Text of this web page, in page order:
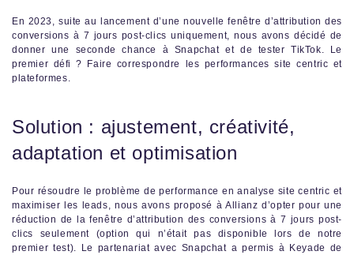
En 2023, suite au lancement d’une nouvelle fenêtre d’attribution des
conversions à 7 jours post-clics uniquement, nous avons décidé de
donner une seconde chance à Snapchat et de tester TikTok. Le
premier défi ? Faire correspondre les performances site centric et
plateformes.
Solution : ajustement, créativité,
adaptation et optimisation
Pour résoudre le problème de performance en analyse site centric et
maximiser les leads, nous avons proposé à Allianz d’opter pour une
réduction de la fenêtre d’attribution des conversions à 7 jours post-
clics seulement (option qui n’était pas disponible lors de notre
premier test). Le partenariat avec Snapchat a permis à Keyade de